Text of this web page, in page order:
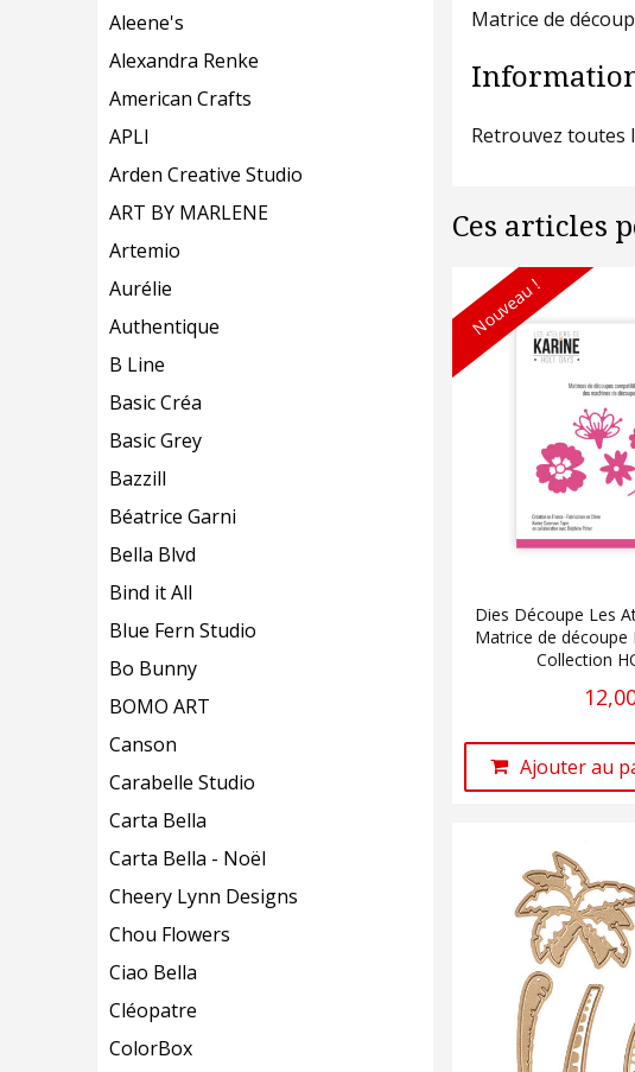
Aleene's
Alexandra Renke
American Crafts
APLI
Arden Creative Studio
ART BY MARLENE
Artemio
Aurélie
Authentique
B Line
Basic Créa
Basic Grey
Bazzill
Béatrice Garni
Bella Blvd
Bind it All
Blue Fern Studio
Bo Bunny
BOMO ART
Canson
Carabelle Studio
Carta Bella
Carta Bella - Noël
Cheery Lynn Designs
Chou Flowers
Ciao Bella
Cléopatre
ColorBox
Matrice de
Retrouvez toutes
Ces articles
Nouveau !
Dies Découpe Les
Matrice de découpe
Collection
Ajouter au